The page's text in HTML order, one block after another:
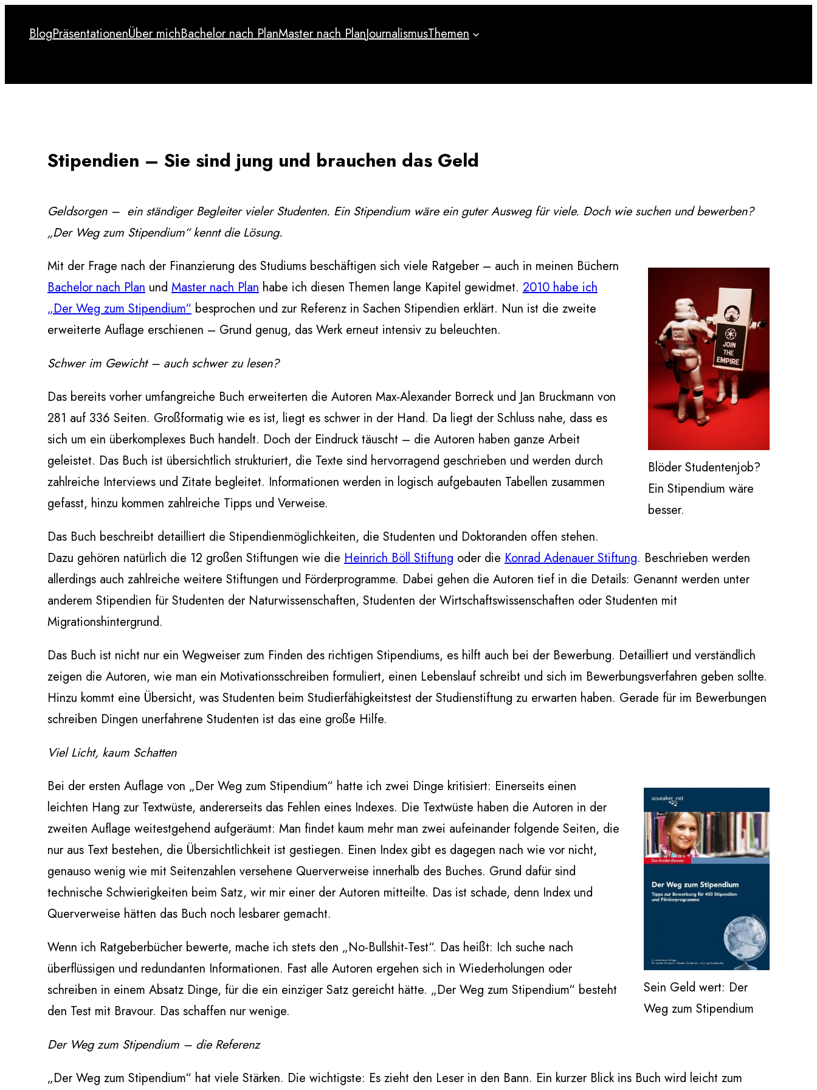
InhaltBlogPräsentationenÜber michBachelor nach PlanMaster nach PlanJournalismusThemen
Stipendien – Sie sind jung und brauchen das Geld
Geldsorgen – ein ständiger Begleiter vieler Studenten. Ein Stipendium wäre ein guter Ausweg für viele. Doch wie suchen und bewerben?
„Der Weg zum Stipendium“ kennt die Lösung.
Blöder Studentenjob?
Ein Stipendium wäre
besser.
Mit der Frage nach der Finanzierung des Studiums beschäftigen sich viele Ratgeber – auch in meinen Büchern
Bachelor nach Plan und Master nach Plan habe ich diesen Themen lange Kapitel gewidmet. 2010 habe ich
„Der Weg zum Stipendium“ besprochen und zur Referenz in Sachen Stipendien erklärt. Nun ist die zweite
erweiterte Auflage erschienen – Grund genug, das Werk erneut intensiv zu beleuchten.
Schwer im Gewicht – auch schwer zu lesen?
Das bereits vorher umfangreiche Buch erweiterten die Autoren Max-Alexander Borreck und Jan Bruckmann von
281 auf 336 Seiten. Großformatig wie es ist, liegt es schwer in der Hand. Da liegt der Schluss nahe, dass es
sich um ein überkomplexes Buch handelt. Doch der Eindruck täuscht – die Autoren haben ganze Arbeit
geleistet. Das Buch ist übersichtlich strukturiert, die Texte sind hervorragend geschrieben und werden durch
zahlreiche Interviews und Zitate begleitet. Informationen werden in logisch aufgebauten Tabellen zusammen
gefasst, hinzu kommen zahlreiche Tipps und Verweise.
Das Buch beschreibt detailliert die Stipendienmöglichkeiten, die Studenten und Doktoranden offen stehen.
Dazu gehören natürlich die 12 großen Stiftungen wie die Heinrich Böll Stiftung oder die Konrad Adenauer Stiftung. Beschrieben werden
allerdings auch zahlreiche weitere Stiftungen und Förderprogramme. Dabei gehen die Autoren tief in die Details: Genannt werden unter
anderem Stipendien für Studenten der Naturwissenschaften, Studenten der Wirtschaftswissenschaften oder Studenten mit
Migrationshintergrund.
Das Buch ist nicht nur ein Wegweiser zum Finden des richtigen Stipendiums, es hilft auch bei der Bewerbung. Detailliert und verständlich
zeigen die Autoren, wie man ein Motivationsschreiben formuliert, einen Lebenslauf schreibt und sich im Bewerbungsverfahren geben sollte.
Hinzu kommt eine Übersicht, was Studenten beim Studierfähigkeitstest der Studienstiftung zu erwarten haben. Gerade für im Bewerbungen
schreiben Dingen unerfahrene Studenten ist das eine große Hilfe.
Viel Licht, kaum Schatten
Sein Geld wert: Der
Weg zum Stipendium
Bei der ersten Auflage von „Der Weg zum Stipendium“ hatte ich zwei Dinge kritisiert: Einerseits einen
leichten Hang zur Textwüste, andererseits das Fehlen eines Indexes. Die Textwüste haben die Autoren in der
zweiten Auflage weitestgehend aufgeräumt: Man findet kaum mehr man zwei aufeinander folgende Seiten, die
nur aus Text bestehen, die Übersichtlichkeit ist gestiegen. Einen Index gibt es dagegen nach wie vor nicht,
genauso wenig wie mit Seitenzahlen versehene Querverweise innerhalb des Buches. Grund dafür sind
technische Schwierigkeiten beim Satz, wir mir einer der Autoren mitteilte. Das ist schade, denn Index und
Querverweise hätten das Buch noch lesbarer gemacht.
Wenn ich Ratgeberbücher bewerte, mache ich stets den „No-Bullshit-Test“. Das heißt: Ich suche nach
überflüssigen und redundanten Informationen. Fast alle Autoren ergehen sich in Wiederholungen oder
schreiben in einem Absatz Dinge, für die ein einziger Satz gereicht hätte. „Der Weg zum Stipendium“ besteht
den Test mit Bravour. Das schaffen nur wenige.
Der Weg zum Stipendium – die Referenz
„Der Weg zum Stipendium“ hat viele Stärken. Die wichtigste: Es zieht den Leser in den Bann. Ein kurzer Blick ins Buch wird leicht zum